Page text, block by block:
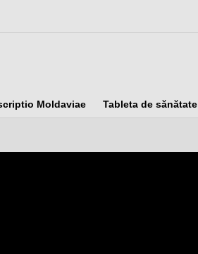
Moldaviae Tableta de sănătate